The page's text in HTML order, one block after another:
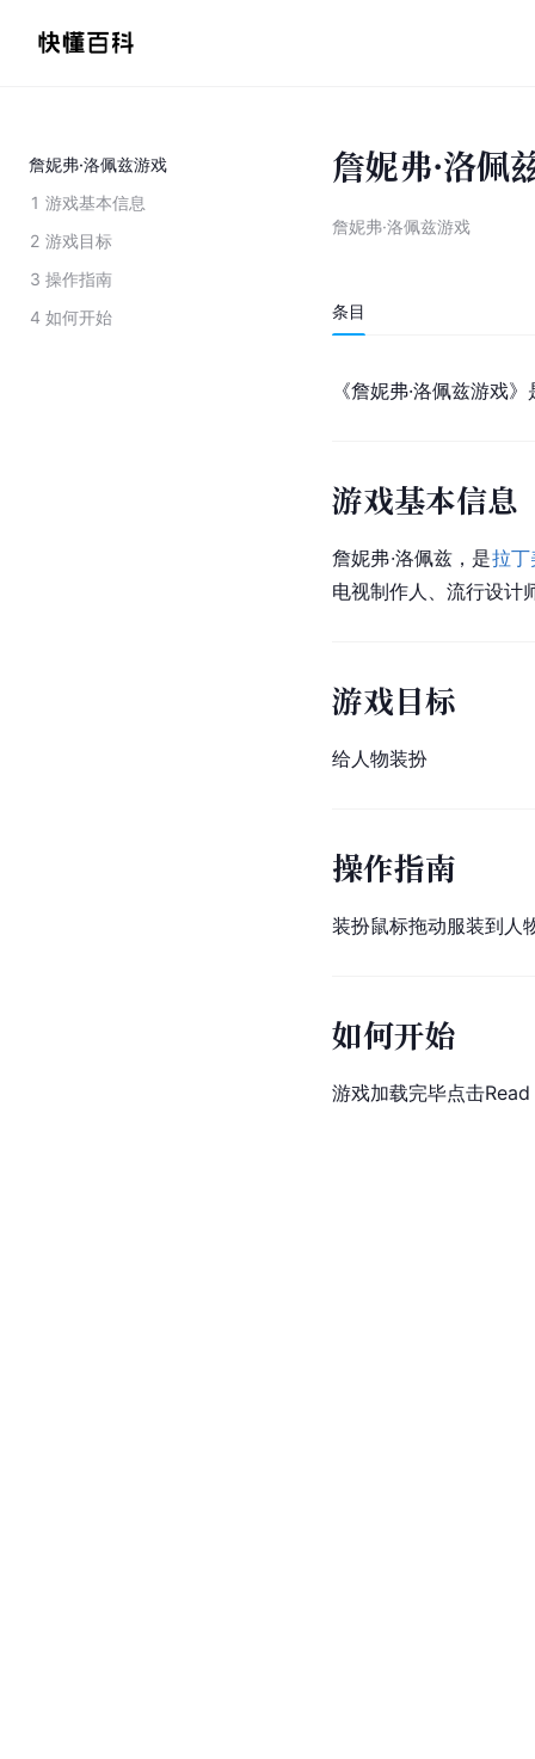
詹妮弗·洛佩兹游戏
1 游戏基本信息
2 游戏目标
3 操作指南
4 如何开始
詹妮弗·洛佩
詹妮弗·洛佩兹游戏
条目
《詹妮弗·洛佩兹游戏
游戏基本信息
詹妮弗·洛佩兹 ，是拉丁
电视制作人、流行设计
游戏目标
给人物装扮
操作指南
装扮鼠标拖动服装到人
如何开始
游戏加载完毕点击Read